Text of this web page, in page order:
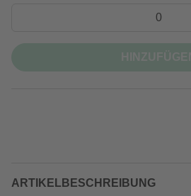
ARTIKELBESCHREIBUNG